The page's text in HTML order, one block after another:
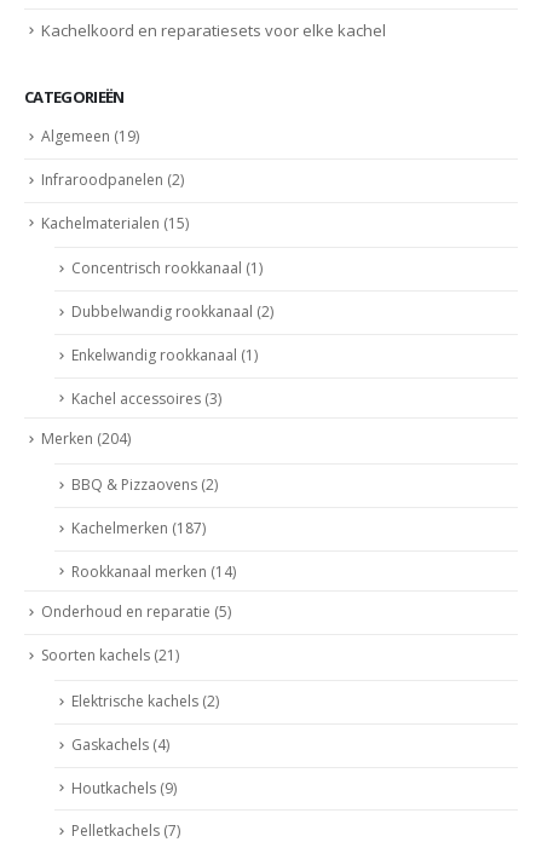
Kachelkoord en reparatiesets voor elke kachel
CATEGORIEËN
Algemeen (19)
Infraroodpanelen (2)
Kachelmaterialen (15)
Concentrisch rookkanaal (1)
Dubbelwandig rookkanaal (2)
Enkelwandig rookkanaal (1)
Kachel accessoires (3)
Merken (204)
BBQ & Pizzaovens (2)
Kachelmerken (187)
Rookkanaal merken (14)
Onderhoud en reparatie (5)
Soorten kachels (21)
Elektrische kachels (2)
Gaskachels (4)
Houtkachels (9)
Pelletkachels (7)